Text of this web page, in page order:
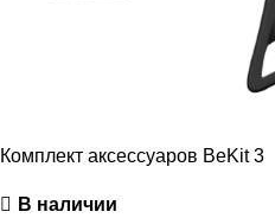
Комплект аксессуаров BeKit 3
В наличии